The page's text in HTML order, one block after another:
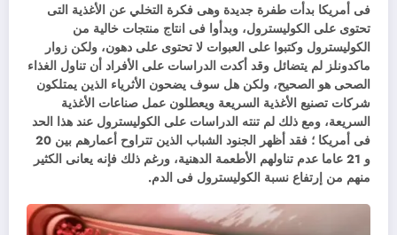
فى أمريكا بدأت طفرة جديدة وهى فكرة التخلي عن الأغذية التى
تحتوى على الكوليسترول، وبدأوا فى انتاج منتجات خالية من
الكوليسترول وكتبوا على العبوات لا تحتوى على دهون، ولكن زوار
ماكدونلز لم يتضائل وقد أكدت الدراسات على الأفراد أن تناول الغذاء
الصحى هو الصحيح، ولكن هل سوف يضحون الأثرياء الذين يمتلكون
شركات تصنيع الأغذية السريعة ويعطلون عمل صناعات الأغذية
السريعة، ومع ذلك لم تنته الدراسات على الكوليسترول عند هذا الحد
فى أمريكا ؛ فقد أظهر الجنود الشباب الذين تتراوح أعمارهم بين 20
و 21 عاما عدم تناولهم الأطعمة الدهنية، ورغم ذلك فإنه يعانى الكثير
منهم من إرتفاع نسبة الكوليسترول فى الدم.